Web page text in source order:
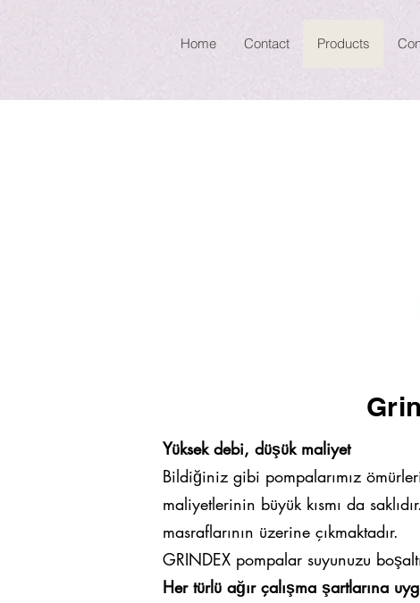
Home Contact Products
Yüksek debi, düşük maliyet
Bildiğiniz gibi pompalarımız
maliyetlerinin büyük kısmı da
masraflarının üzerine çıkmaktadır.
GRINDEX pompalar suyunuzu
Her türlü ağır çalışma şartlarına